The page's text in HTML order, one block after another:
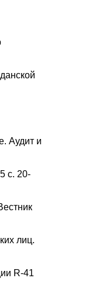
Аудит и
с. 20-
лиц.
R-41